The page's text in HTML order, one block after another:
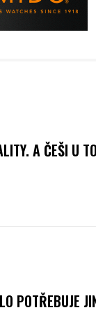
A ČEŠI U
POTŘEBUJE